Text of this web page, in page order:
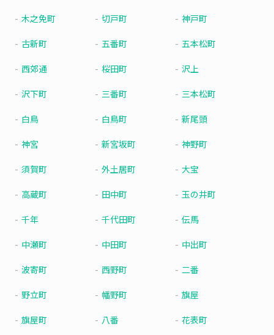
木之免町 切戸町 神戸町
古新町 五番町 五本松町
西郊通 桜田町 沢上
沢下町 三番町 三本松町
白鳥 白鳥町 新尾頭
神宮 新宮坂町 神野町
須賀町 外土居町 大宝
高蔵町 田中町 玉の井町
千年 千代田町 伝馬
中瀬町 中田町 中出町
波寄町 西野町 二番
野立町 幡野町 旗屋
旗屋町 八番 花表町